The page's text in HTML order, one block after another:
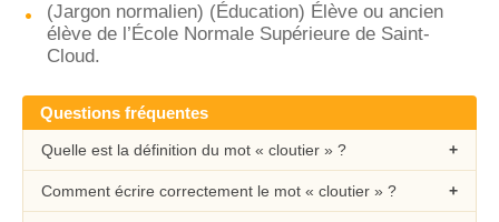
(Jargon normalien) (Éducation) Élève ou ancien
élève de l’École Normale Supérieure de Saint-
Cloud.
Questions fréquentes
Quelle est la définition du mot « cloutier » ?
Comment écrire correctement le mot « cloutier » ?